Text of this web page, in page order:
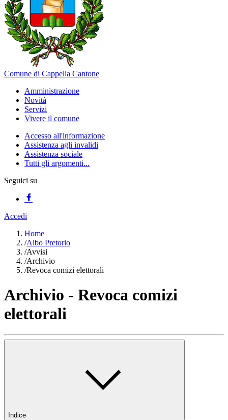
Comune di Cappella Cantone
Amministrazione
Novità
Servizi
Vivere il comune
Accesso all'informazione
Assistenza agli invalidi
Assistenza sociale
Tutti gli argomenti...
Seguici su
Accedi
Home
/Albo Pretorio
/Avvisi
/Archivio
/Revoca comizi elettorali
Archivio - Revoca comizi
elettorali
Indice